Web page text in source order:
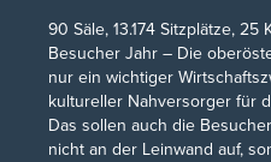
90 Säle, 13.174 Sitzplätze, 25
Besucher Jahr – Die
nur ein wichtiger
kultureller Nahversorger für
Das sollen auch die
nicht an der Leinwand auf,